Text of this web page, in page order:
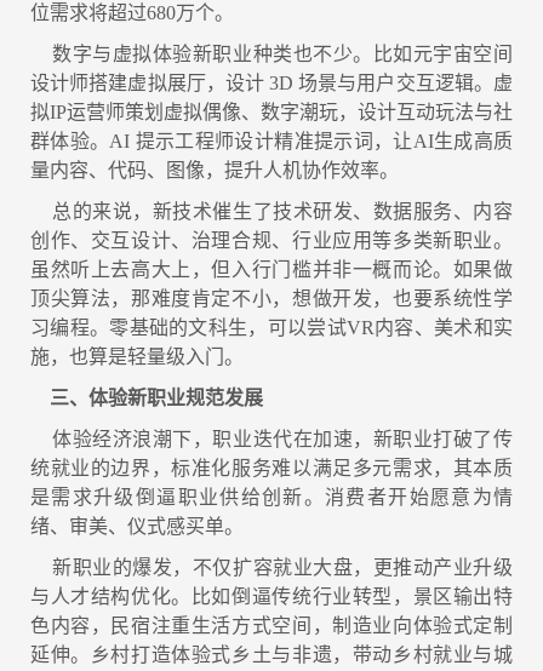
位需求将超过680万个。
数字与虚拟体验新职业种类也不少。比如元宇宙空间
设计师搭建虚拟展厅，设计 3D 场景与用户交互逻辑。虚
拟IP运营师策划虚拟偶像、数字潮玩，设计互动玩法与社
群体验。AI 提示工程师设计精准提示词，让AI生成高质
量内容、代码、图像，提升人机协作效率。
总的来说，新技术催生了技术研发、数据服务、内容
创作、交互设计、治理合规、行业应用等多类新职业。
虽然听上去高大上，但入行门槛并非一概而论。如果做
顶尖算法，那难度肯定不小，想做开发，也要系统性学
习编程。零基础的文科生，可以尝试VR内容、美术和实
施，也算是轻量级入门。
三、体验新职业规范发展
体验经济浪潮下，职业迭代在加速，新职业打破了传
统就业的边界，标准化服务难以满足多元需求，其本质
是需求升级倒逼职业供给创新。消费者开始愿意为情
绪、审美、仪式感买单。
新职业的爆发，不仅扩容就业大盘，更推动产业升级
与人才结构优化。比如倒逼传统行业转型，景区输出特
色内容，民宿注重生活方式空间，制造业向体验式定制
延伸。乡村打造体验式乡土与非遗，带动乡村就业与城